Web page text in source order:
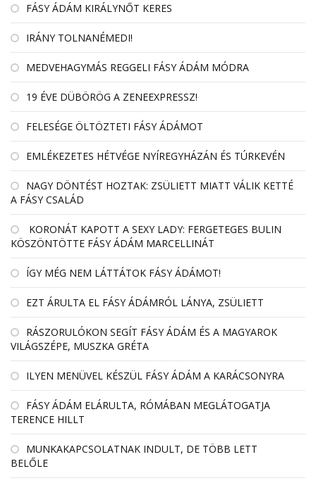
FÁSY ÁDÁM KIRÁLYNŐT KERES
IRÁNY TOLNANÉMEDI!
MEDVEHAGYMÁS REGGELI FÁSY ÁDÁM MÓDRA
19 ÉVE DÜBÖRÖG A ZENEEXPRESSZ!
FELESÉGE ÖLTÖZTETI FÁSY ÁDÁMOT
EMLÉKEZETES HÉTVÉGE NYÍREGYHÁZÁN ÉS TÚRKEVÉN
NAGY DÖNTÉST HOZTAK: ZSÜLIETT MIATT VÁLIK KETTÉ
A FÁSY CSALÁD
KORONÁT KAPOTT A SEXY LADY: FERGETEGES BULIN
KÖSZÖNTÖTTE FÁSY ÁDÁM MARCELLINÁT
ÍGY MÉG NEM LÁTTÁTOK FÁSY ÁDÁMOT!
EZT ÁRULTA EL FÁSY ÁDÁMRÓL LÁNYA, ZSÜLIETT
RÁSZORULÓKON SEGÍT FÁSY ÁDÁM ÉS A MAGYAROK
VILÁGSZÉPE, MUSZKA GRÉTA
ILYEN MENÜVEL KÉSZÜL FÁSY ÁDÁM A KARÁCSONYRA
FÁSY ÁDÁM ELÁRULTA, RÓMÁBAN MEGLÁTOGATJA
TERENCE HILLT
MUNKAKAPCSOLATNAK INDULT, DE TÖBB LETT
BELŐLE